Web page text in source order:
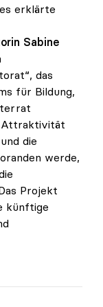
erklärte
Sabine
das
für Bildung,
Attraktivität
die
werde,
Projekt
künftige